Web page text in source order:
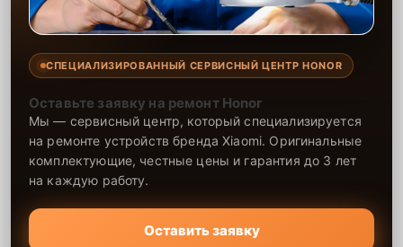
СПЕЦИАЛИЗИРОВАННЫЙ СЕРВИСНЫЙ ЦЕНТР HONOR
Оставьте заявку на ремонт Honor
Мы — сервисный центр, который специализируется
на ремонте устройств бренда Xiaomi. Оригинальные
комплектующие, честные цены и гарантия до 3 лет
на каждую работу.
Оставить заявку